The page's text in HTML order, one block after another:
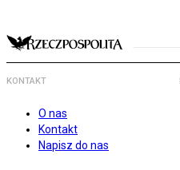
KONTAKT
O nas
Kontakt
Napisz do nas